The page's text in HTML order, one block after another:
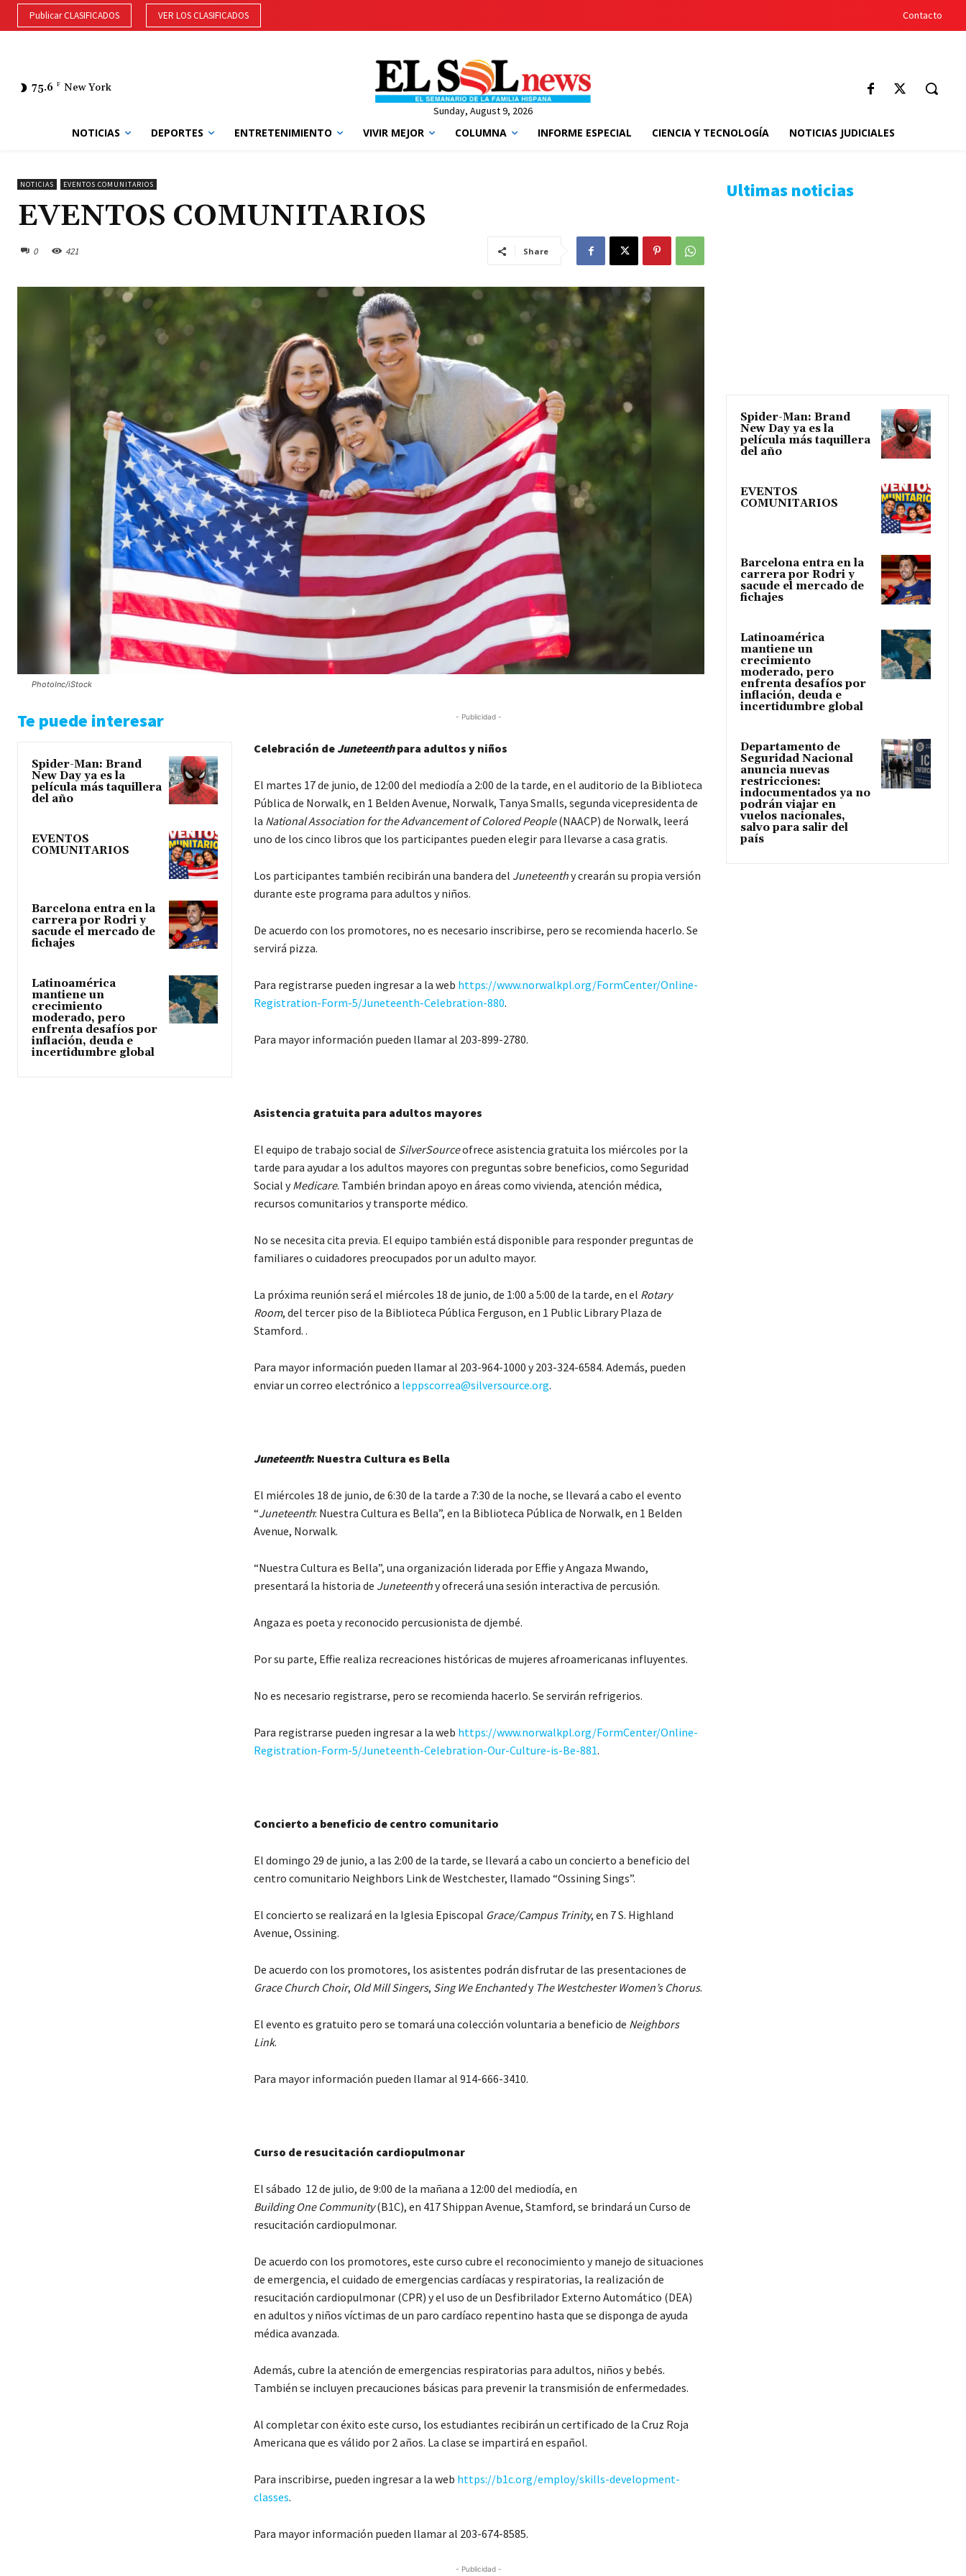
Publicar CLASIFICADOS VER LOS CLASIFICADOS Contacto
75.6 F New York
Sunday, August 9, 2026
NOTICIAS DEPORTES ENTRETENIMIENTO VIVIR MEJOR COLUMNA INFORME ESPECIAL CIENCIA Y TECNOLOGÍA NOTICIAS JUDICIALES
NOTICIAS EVENTOS COMUNITARIOS
EVENTOS COMUNITARIOS
0 421 Share
PhotoInc/iStock
Te puede interesar
Spider-Man: Brand
New Day ya es la
película más taquillera
del año
EVENTOS
COMUNITARIOS
Barcelona entra en la
carrera por Rodri y
sacude el mercado de
fichajes
Latinoamérica
mantiene un
crecimiento
moderado, pero
enfrenta desafíos por
inflación, deuda e
incertidumbre global
- Publicidad -
Celebración deJuneteenthpara adultos y niños
El martes 17 de junio, de 12:00 del mediodía a 2:00 de la tarde, en el auditorio de la Biblioteca
Pública de Norwalk, en 1 Belden Avenue, Norwalk, Tanya Smalls, segunda vicepresidenta de
la National Association for the Advancement of Colored People(NAACP) de Norwalk, leerá
uno de los cinco libros que los participantes pueden elegir para llevarse a casa gratis.
Los participantes también recibirán una bandera del Juneteenthy crearán su propia versión
durante este programa para adultos y niños.
De acuerdo con los promotores, no es necesario inscribirse, pero se recomienda hacerlo. Se
servirá pizza.
Para registrarse pueden ingresar a la web https://www.norwalkpl.org/FormCenter/Online-
Registration-Form-5/Juneteenth-Celebration-880.
Para mayor información pueden llamar al 203-899-2780.
Asistencia gratuita para adultos mayores
El equipo de trabajo social de SilverSourceofrece asistencia gratuita los miércoles por la
tarde para ayudar a los adultos mayores con preguntas sobre beneficios, como Seguridad
Social yMedicare. También brindan apoyo en áreas como vivienda, atención médica,
recursos comunitarios y transporte médico.
No se necesita cita previa. El equipo también está disponible para responder preguntas de
familiares o cuidadores preocupados por un adulto mayor.
La próxima reunión será el miércoles 18 de junio, de 1:00 a 5:00 de la tarde, en el Rotary
Room, del tercer piso de la Biblioteca Pública Ferguson, en 1 Public Library Plaza de
Stamford. .
Para mayor información pueden llamar al 203-964-1000 y 203-324-6584. Además, pueden
enviar un correo electrónico a leppscorrea@silversource.org.
Juneteenth: Nuestra Cultura es Bella
El miércoles 18 de junio, de 6:30 de la tarde a 7:30 de la noche, se llevará a cabo el evento
“Juneteenth: Nuestra Cultura es Bella”, en la Biblioteca Pública de Norwalk, en 1 Belden
Avenue, Norwalk.
“Nuestra Cultura es Bella”, una organización liderada por Effie y Angaza Mwando,
presentará la historia de Juneteenthy ofrecerá una sesión interactiva de percusión.
Angaza es poeta y reconocido percusionista de djembé.
Por su parte, Effie realiza recreaciones históricas de mujeres afroamericanas influyentes.
No es necesario registrarse, pero se recomienda hacerlo. Se servirán refrigerios.
Para registrarse pueden ingresar a la web https://www.norwalkpl.org/FormCenter/Online-
Registration-Form-5/Juneteenth-Celebration-Our-Culture-is-Be-881.
Concierto a beneficio de centro comunitario
El domingo 29 de junio, a las 2:00 de la tarde, se llevará a cabo un concierto a beneficio del
centro comunitario Neighbors Link de Westchester, llamado “Ossining Sings”.
El concierto se realizará en la Iglesia Episcopal Grace/Campus Trinity, en 7 S. Highland
Avenue, Ossining.
De acuerdo con los promotores, los asistentes podrán disfrutar de las presentaciones de
Grace Church Choir, Old Mill Singers, Sing We Enchantedy The Westchester Women’s Chorus.
El evento es gratuito pero se tomará una colección voluntaria a beneficio de Neighbors
Link.
Para mayor información pueden llamar al 914-666-3410.
Curso de resucitación cardiopulmonar
El sábado 12 de julio, de 9:00 de la mañana a 12:00 del mediodía, en
Building One Community(B1C), en 417 Shippan Avenue, Stamford, se brindará un Curso de
resucitación cardiopulmonar.
De acuerdo con los promotores, este curso cubre el reconocimiento y manejo de situaciones
de emergencia, el cuidado de emergencias cardíacas y respiratorias, la realización de
resucitación cardiopulmonar (CPR) y el uso de un Desfibrilador Externo Automático (DEA)
en adultos y niños víctimas de un paro cardíaco repentino hasta que se disponga de ayuda
médica avanzada.
Además, cubre la atención de emergencias respiratorias para adultos, niños y bebés.
También se incluyen precauciones básicas para prevenir la transmisión de enfermedades.
Al completar con éxito este curso, los estudiantes recibirán un certificado de la Cruz Roja
Americana que es válido por 2 años. La clase se impartirá en español.
Para inscribirse, pueden ingresar a la web https://b1c.org/employ/skills-development-
classes.
Para mayor información pueden llamar al 203-674-8585.
- Publicidad -
Ultimas noticias
Spider-Man: Brand
New Day ya es la
película más taquillera
del año
EVENTOS
COMUNITARIOS
Barcelona entra en la
carrera por Rodri y
sacude el mercado de
fichajes
Latinoamérica
mantiene un
crecimiento
moderado, pero
enfrenta desafíos por
inflación, deuda e
incertidumbre global
Departamento de
Seguridad Nacional
anuncia nuevas
restricciones:
indocumentados ya no
podrán viajar en
vuelos nacionales,
salvo para salir del
país